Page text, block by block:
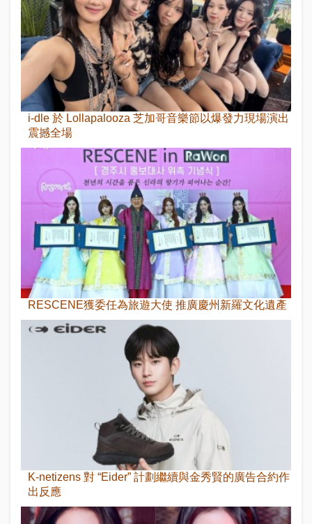
i-dle 於 Lollapalooza 芝加哥音樂節以爆發力現場演出
震撼全場
RESCENE獲委任為旅遊大使 推廣慶州新羅文化遺產
K-netizens 對 “Eider” 計劃繼續與金秀賢的廣告合約作
出反應